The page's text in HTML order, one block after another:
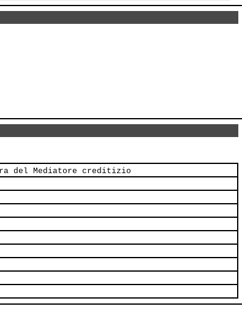
del Mediatore creditizio